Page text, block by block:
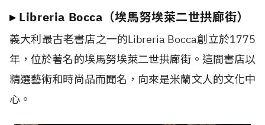
▸ Libreria Bocca（埃馬努埃萊二世拱廊街）
義大利最古老書店之一的Libreria Bocca創立於1775
年，位於著名的埃馬努埃萊二世拱廊街。這間書店以
精選藝術和時尚品而聞名，向來是米蘭文人的文化中
心。